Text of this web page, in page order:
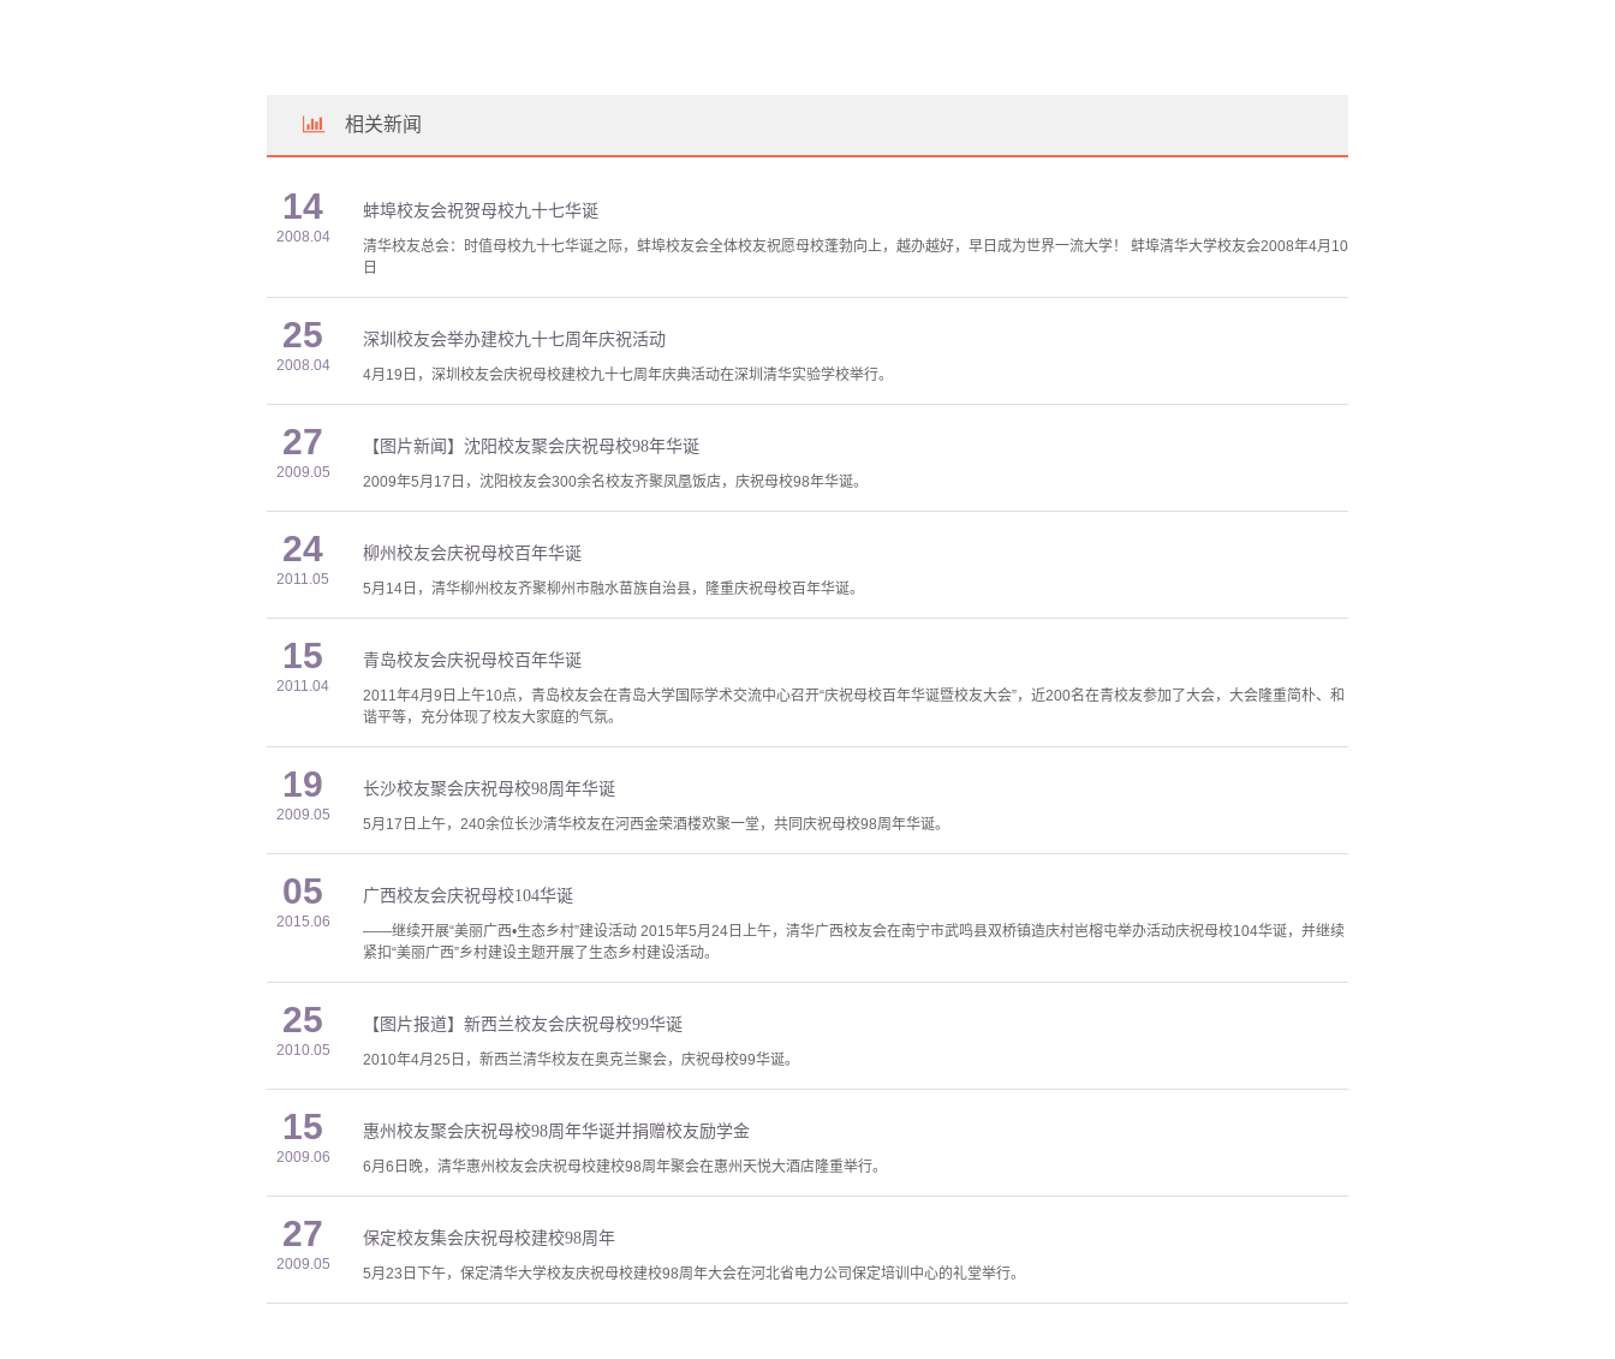
相关新闻
14
2008.04
蚌埠校友会祝贺母校九十七华诞
清华校友总会：时值母校九十七华诞之际，蚌埠校友会全体校友祝愿母校蓬勃向上，越办越好，早日成为世界一流大学！ 蚌埠清华大学校友会2008年4月10
日
25
2008.04
深圳校友会举办建校九十七周年庆祝活动
4月19日，深圳校友会庆祝母校建校九十七周年庆典活动在深圳清华实验学校举行。
27
2009.05
【图片新闻】沈阳校友聚会庆祝母校98年华诞
2009年5月17日，沈阳校友会300余名校友齐聚凤凰饭店，庆祝母校98年华诞。
24
2011.05
柳州校友会庆祝母校百年华诞
5月14日，清华柳州校友齐聚柳州市融水苗族自治县，隆重庆祝母校百年华诞。
15
2011.04
青岛校友会庆祝母校百年华诞
2011年4月9日上午10点，青岛校友会在青岛大学国际学术交流中心召开“庆祝母校百年华诞暨校友大会”，近200名在青校友参加了大会，大会隆重简朴、和
谐平等，充分体现了校友大家庭的气氛。
19
2009.05
长沙校友聚会庆祝母校98周年华诞
5月17日上午，240余位长沙清华校友在河西金荣酒楼欢聚一堂，共同庆祝母校98周年华诞。
05
2015.06
广西校友会庆祝母校104华诞
——继续开展“美丽广西•生态乡村”建设活动 2015年5月24日上午，清华广西校友会在南宁市武鸣县双桥镇造庆村岜榕屯举办活动庆祝母校104华诞，并继续
紧扣“美丽广西”乡村建设主题开展了生态乡村建设活动。
25
2010.05
【图片报道】新西兰校友会庆祝母校99华诞
2010年4月25日，新西兰清华校友在奥克兰聚会，庆祝母校99华诞。
15
2009.06
惠州校友聚会庆祝母校98周年华诞并捐赠校友励学金
6月6日晚，清华惠州校友会庆祝母校建校98周年聚会在惠州天悦大酒店隆重举行。
27
2009.05
保定校友集会庆祝母校建校98周年
5月23日下午，保定清华大学校友庆祝母校建校98周年大会在河北省电力公司保定培训中心的礼堂举行。